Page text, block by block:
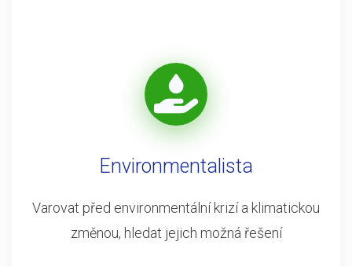
Environmentalista
Varovat před environmentální krizí a klimatickou
změnou, hledat jejich možná řešení